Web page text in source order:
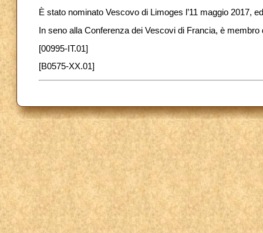
È stato nominato Vescovo di Limoges l’11 maggio 2017,
In seno alla Conferenza dei Vescovi di Francia, è
[00995-IT.01]
[B0575-XX.01]